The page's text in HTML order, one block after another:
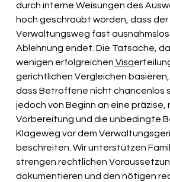
durch interne Weisungen des
hoch geschraubt worden, dass der
Verwaltungsweg fast ausnahmslos
Ablehnung endet. Die Tatsache,
wenigen erfolgreichen Visa
gerichtlichen Vergleichen
dass Betroffene nicht chancenlos
jedoch von Beginn an eine präzise,
Vorbereitung und die unbedingte
Klageweg vor dem
beschreiten. Wir unterstützen
strengen rechtlichen
dokumentieren und den nötigen